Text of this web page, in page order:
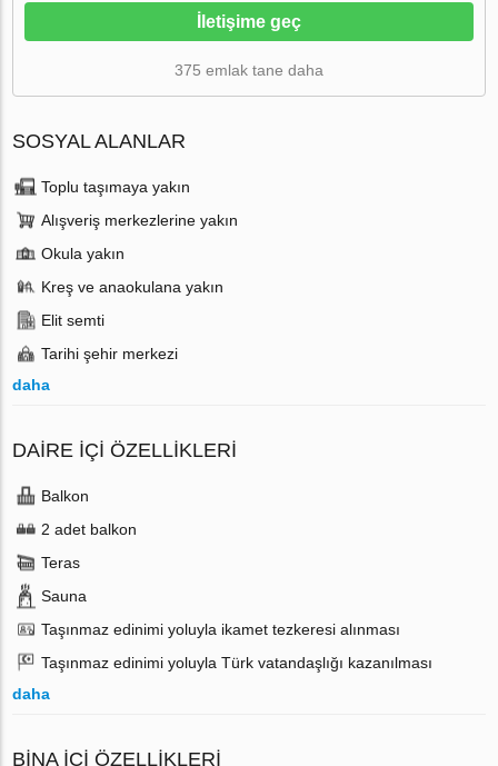
İletişime geç
375 emlak tane daha
SOSYAL ALANLAR
Toplu taşımaya yakın
Alışveriş merkezlerine yakın
Okula yakın
Kreş ve anaokulana yakın
Elit semti
Tarihi şehir merkezi
daha
DAIRE IÇI ÖZELLIKLERI
Balkon
2 adet balkon
Teras
Sauna
Taşınmaz edinimi yoluyla ikamet tezkeresi alınması
Taşınmaz edinimi yoluyla Türk vatandaşlığı kazanılması
daha
BINA İÇI ÖZELLIKLERI